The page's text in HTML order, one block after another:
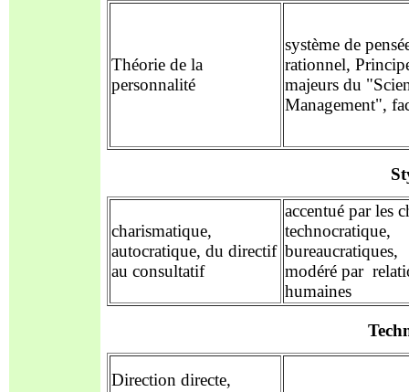
Théorie de la
personnalité
système de
rationnel,
majeurs du
Management",
charismatique,
autocratique, du directif
au consultatif
accentué par les
technocratique,
bureaucratiques,
modéré par
humaines
Direction directe,